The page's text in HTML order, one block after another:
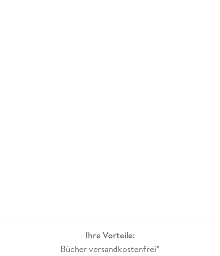
Ihre Vorteile:
Bücher versandkostenfrei*